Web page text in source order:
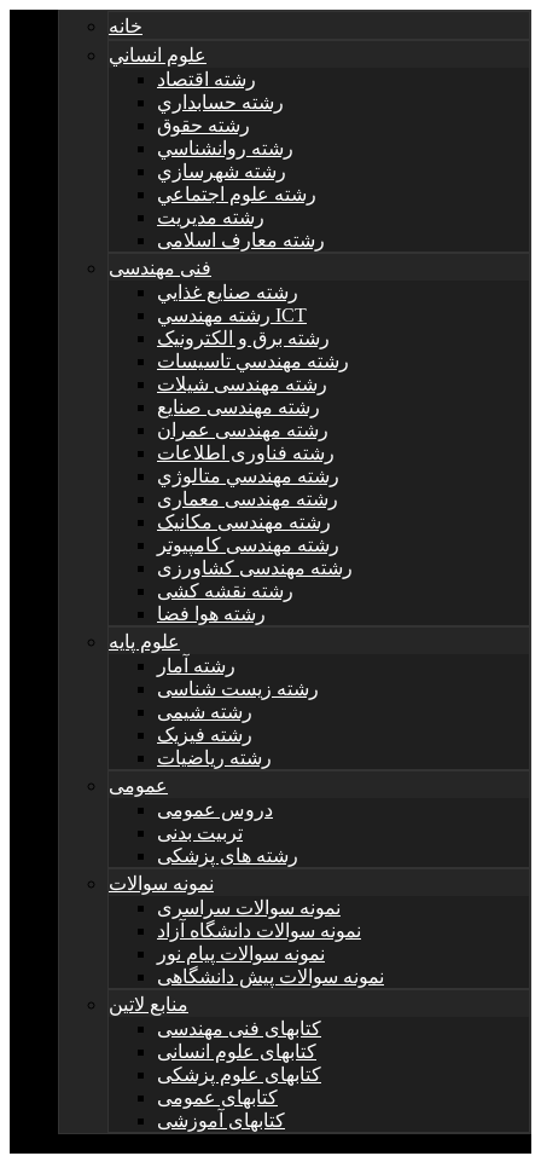
خانه
علوم انساني
رشته اقتصاد
رشته حسابداري
رشته حقوق
رشته روانشناسي
رشته شهرسازي
رشته علوم اجتماعي
رشته مديريت
رشته معارف اسلامی
فنی مهندسی
رشته صنايع غذايي
رشته مهندسي ICT
رشته برق و الکترونيک
رشته مهندسي تاسيسات
رشته مهندسی شیلات
رشته مهندسی صنایع
رشته مهندسی عمران
رشته فناوری اطلاعات
رشته مهندسي متالوژي
رشته مهندسی معماری
رشته مهندسی مکانیک
رشته مهندسی کامپیوتر
رشته مهندسی کشاورزی
رشته نقشه کشی
رشته هوا فضا
علوم پایه
رشته آمار
رشته زیست شناسی
رشته شیمی
رشته فیزیک
رشته ریاضیات
عمومی
دروس عمومی
تربیت بدنی
رشته های پزشکی
نمونه سوالات
نمونه سوالات سراسری
نمونه سوالات دانشگاه آزاد
نمونه سوالات پیام نور
نمونه سوالات پیش دانشگاهی
منابع لاتین
کتابهای فنی مهندسی
کتابهای علوم انسانی
کتابهای علوم پزشکی
کتابهای عمومی
کتابهای آموزشی